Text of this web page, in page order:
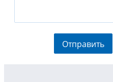
Отправить